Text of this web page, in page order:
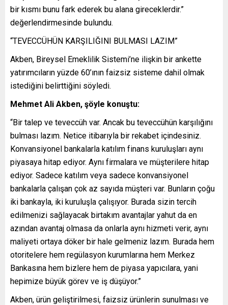
bir kısmı bunu fark ederek bu alana gireceklerdir.”
değerlendirmesinde bulundu.
“TEVECCÜHÜN KARŞILIĞINI BULMASI LAZIM”
Akben, Bireysel Emeklilik Sistemi’ne ilişkin bir ankette
yatırımcıların yüzde 60’ının faizsiz sisteme dahil olmak
istediğini belirttiğini söyledi.
Mehmet Ali Akben, şöyle konuştu:
“Bir talep ve teveccüh var. Ancak bu teveccühün karşılığını
bulması lazım. Netice itibarıyla bir rekabet içindesiniz.
Konvansiyonel bankalarla katılım finans kuruluşları aynı
piyasaya hitap ediyor. Aynı firmalara ve müşterilere hitap
ediyor. Sadece katılım veya sadece konvansiyonel
bankalarla çalışan çok az sayıda müşteri var. Bunların çoğu
iki bankayla, iki kuruluşla çalışıyor. Burada sizin tercih
edilmenizi sağlayacak birtakım avantajlar yahut da en
azından avantaj olmasa da onlarla aynı hizmeti verir, aynı
maliyeti ortaya döker bir hale gelmeniz lazım. Burada hem
otoritelere hem regülasyon kurumlarına hem Merkez
Bankasına hem bizlere hem de piyasa yapıcılara, yani
hepimize büyük görev ve iş düşüyor.”
Akben, ürün geliştirilmesi, faizsiz ürünlerin sunulması ve